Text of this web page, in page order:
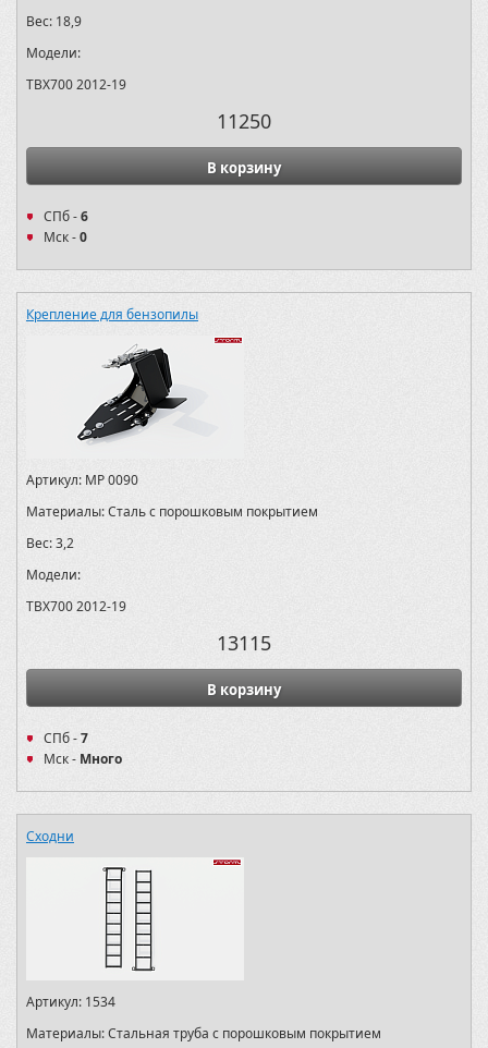
Вес: 18,9
Модели:
TBX700 2012-19
11250
В корзину
СПб -6
Мск -0
Крепление для бензопилы
Артикул: MP 0090
Материалы:Сталь с порошковым покрытием
Вес:3,2
Модели:
TBX700 2012-19
13115
В корзину
СПб -7
Мск - Много
Сходни
Артикул: 1534
Материалы:Стальная труба с порошковым покрытием